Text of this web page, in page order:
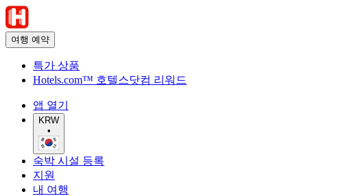
여행 예약
특가 상품
Hotels.com™ 호텔스닷컴 리워드
앱 열기
KRW
•
숙박 시설 등록
지원
내 여행